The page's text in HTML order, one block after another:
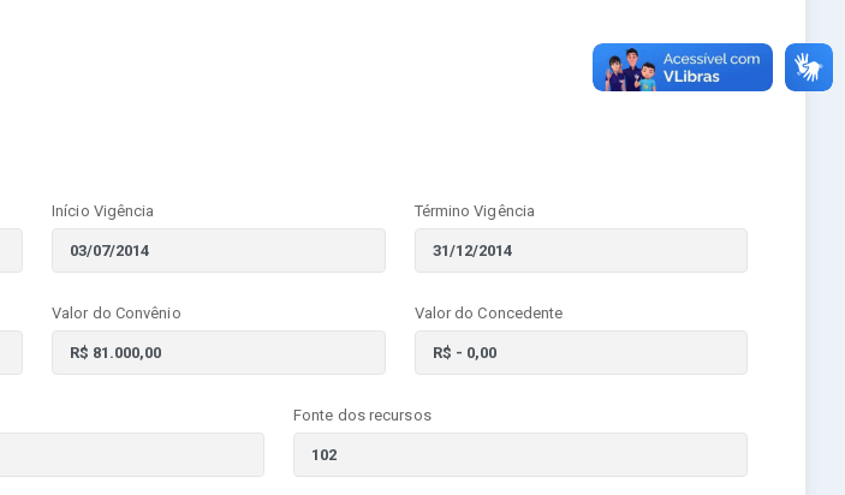
Início Vigência Término Vigência
Valor do Convênio Valor do Concedente
Fonte dos recursos